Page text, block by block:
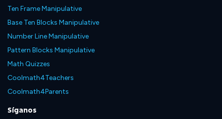
Ten Frame Manipulative
Base Ten Blocks Manipulative
Number Line Manipulative
Pattern Blocks Manipulative
Math Quizzes
Coolmath4Teachers
Coolmath4Parents
Síganos